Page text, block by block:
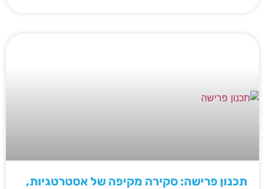
תכנון פרישה: סקירה מקיפה של אסטרטגיות,